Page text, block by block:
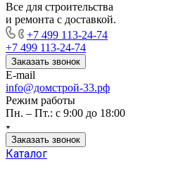
Все для строительства
и ремонта с доставкой.
+7 499 113-24-74
+7 499 113-24-74
Заказать звонок
E-mail
info@домстрой-33.рф
Режим работы
Пн. – Пт.: с 9:00 до 18:00
Заказать звонок
Каталог